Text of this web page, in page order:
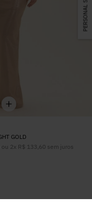
GOLD
ou 2x R$ 133,60 sem juros